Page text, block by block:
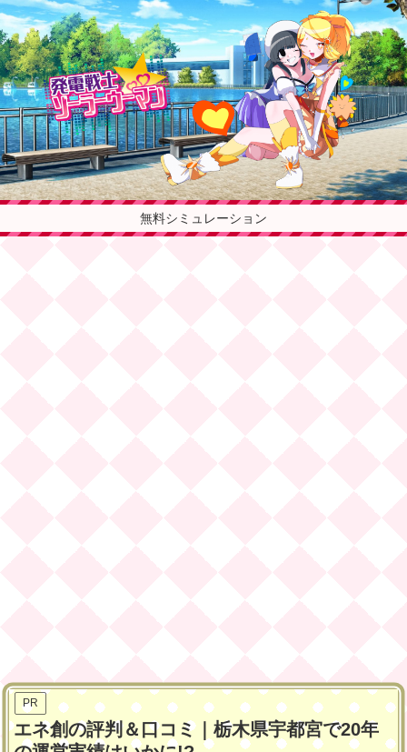
無料シミュレーション
PR
エネ創の評判＆口コミ｜栃木県宇都宮で20年